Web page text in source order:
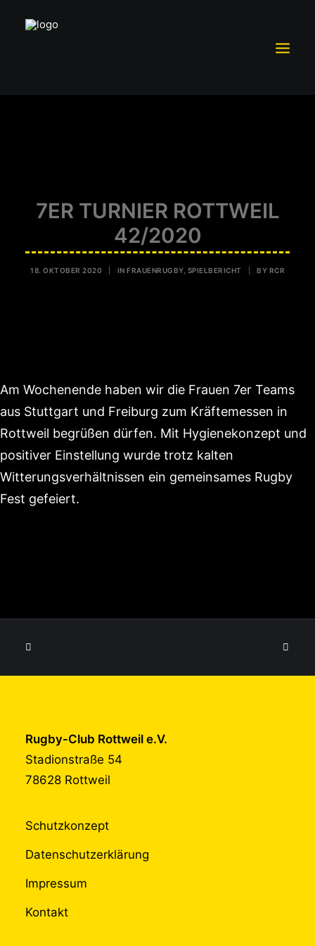
SCHUTZKONZEPT
FÖRDERVEREIN RCR E.V.
SPONSOREN UND PARTNER
VORSTAND
7ER TURNIER ROTTWEIL
42/2020
18. OKTOBER 2020 IN FRAUENRUGBY, SPIELBERICHT BY RCR
Am Wochenende haben wir die Frauen 7er Teams
aus Stuttgart und Freiburg zum Kräftemessen in
Rottweil begrüßen dürfen. Mit Hygienekonzept und
positiver Einstellung wurde trotz kalten
Witterungsverhältnissen ein gemeinsames Rugby
Fest gefeiert.
Rugby-Club Rottweil e.V.
Stadionstraße 54
78628 Rottweil
Schutzkonzept
Datenschutzerklärung
Impressum
Kontakt